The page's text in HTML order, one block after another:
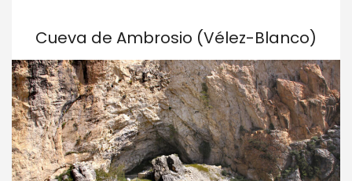
Cueva de Ambrosio (Vélez-Blanco)